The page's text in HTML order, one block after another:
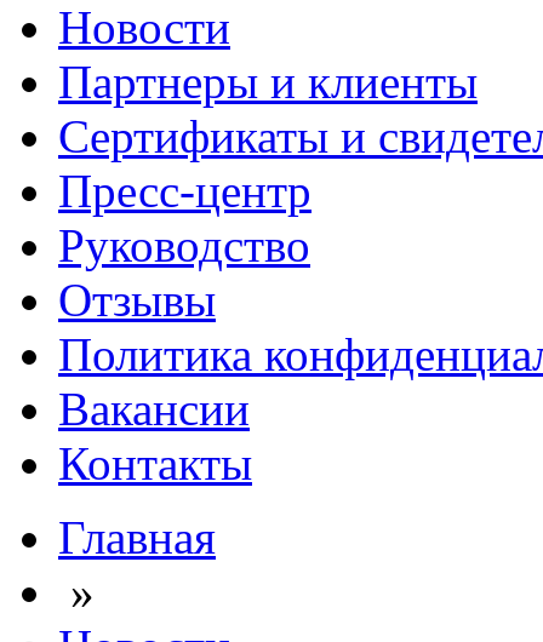
Новости
Партнеры и клиенты
Сертификаты и
Пресс-центр
Руководство
Отзывы
Политика
Вакансии
Контакты
Главная
»